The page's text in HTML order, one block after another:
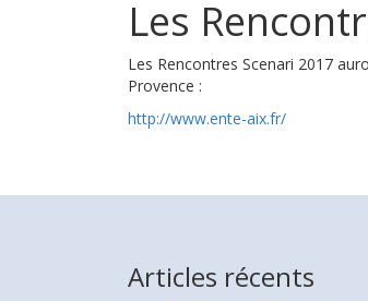
Les
Les Rencontres Scenari 2017
Provence :
http://www.ente-aix.fr/
Articles récents